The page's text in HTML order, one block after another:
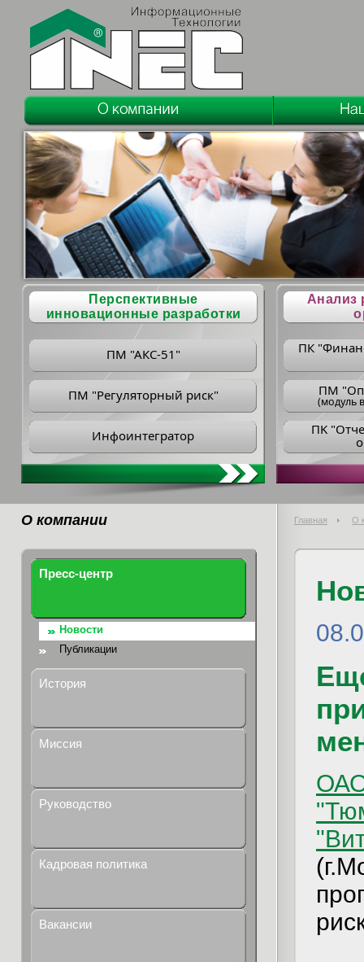
Перспективные
инновационные разработки
ПМ "АКС-51"
ПМ "Регуляторный риск"
Инфоинтегратор
Анализ
ПК
ПM
(модуль
ПK
О компании Главная О
Пресс-центр
Новости
Публикации
История
Миссия
Руководство
Кадровая политика
Вакансии